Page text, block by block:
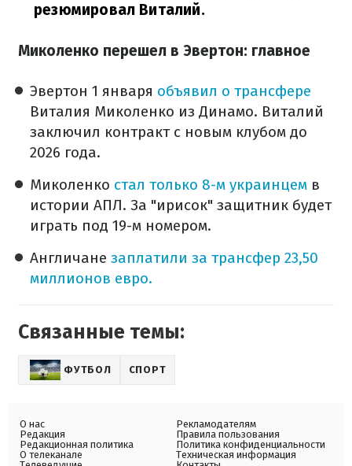
резюмировал Виталий.
Миколенко перешел в Эвертон: главное
Эвертон 1 января объявил о трансфере
Виталия Миколенко из Динамо. Виталий
заключил контракт с новым клубом до
2026 года.
Миколенко стал только 8-м украинцем в
истории АПЛ. За "ирисок" защитник будет
играть под 19-м номером.
Англичане заплатили за трансфер 23,50
миллионов евро.
Связанные темы:
ФУТБОЛ СПОРТ
О нас
Редакция
Редакционная политика
О телеканале
Рекламодателям
Правила пользования
Политика конфиденциальности
Техническая информация